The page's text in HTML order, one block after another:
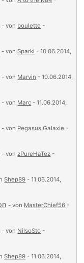
- von boulette -
- vonSparki - 10.06.2014,
- von Marvin - 10.06.2014,
- von Marc - 11.06.2014,
- von Pegasus Galaxie -
- vonzPureHaTez -
Shep89 - 11.06.2014,
- von MasterChief56 -
- von NilsoSto -
Shep89 - 11.06.2014,